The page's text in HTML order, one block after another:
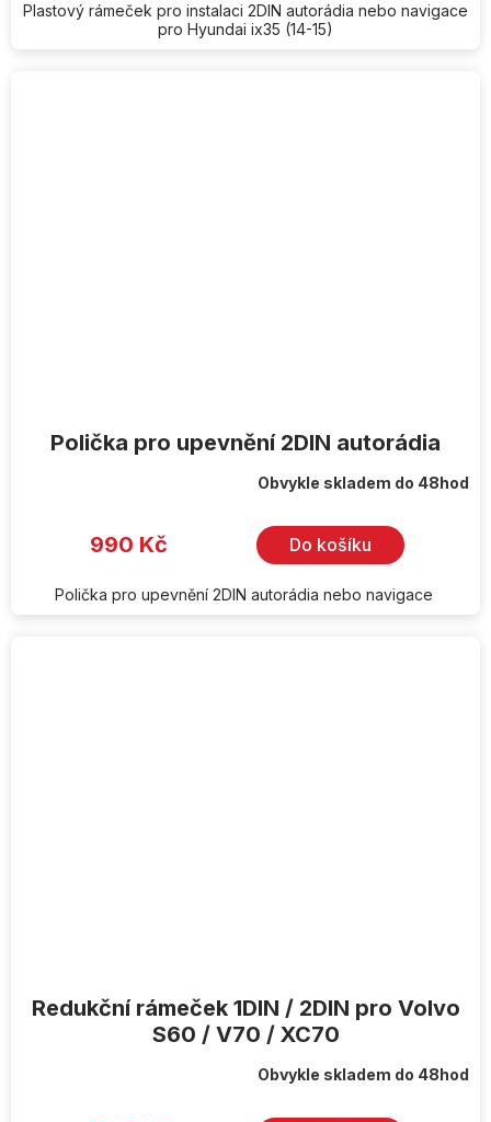
Plastový rámeček pro instalaci 2DIN autorádia nebo navigace
pro Hyundai ix35 (14-15)
Polička pro upevnění 2DIN autorádia
Obvykle skladem do 48hod
990 Kč Do košíku
Polička pro upevnění 2DIN autorádia nebo navigace
Redukční rámeček 1DIN / 2DIN pro Volvo
S60 / V70 / XC70
Obvykle skladem do 48hod